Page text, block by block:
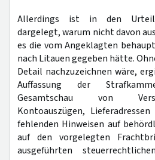
Allerdings ist in den
dargelegt, warum nicht davon
es die vom Angeklagten
nach Litauen gegeben hätte.
Detail nachzuzeichnen wäre,
Auffassung der
Gesamtschau von
Kontoauszügen,
fehlenden Hinweisen auf
auf den vorgelegten
ausgeführten